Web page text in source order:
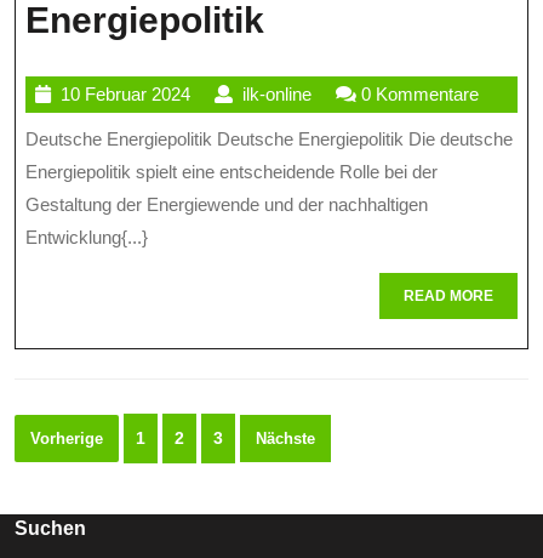
Energiepolitik
Energiewende:
Und
Deutschen
10 Februar 202410
Februar
2024
ilk-onlineilk-
online
0 Kommentare
Deutsche Energiepolitik Deutsche Energiepolitik Die deutsche
Energiepolitik spielt eine entscheidende Rolle bei der
Gestaltung der Energiewende und der nachhaltigen
Entwicklung{...}
READ MOREREAD
MORE
Seitennummerierung
der
Vorherige 1 2 3 Nächste
Suchen